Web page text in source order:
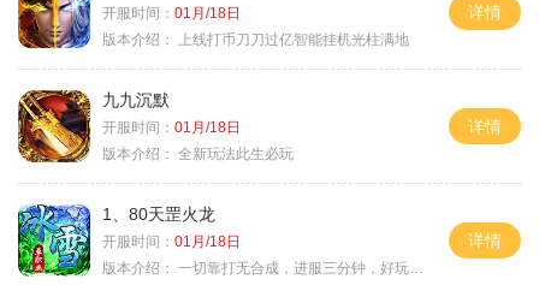
开服时间： 01月/18日
版本介绍：
上线打币刀刀过亿智能挂机光柱满地
详情
九九沉默
开服时间： 01月/18日
版本介绍： 全新玩法此生必玩
详情
1、80天罡火龙
开服时间： 01月/18日
版本介绍： 一切靠打无合成，进服三分钟，好玩一整年。
详情